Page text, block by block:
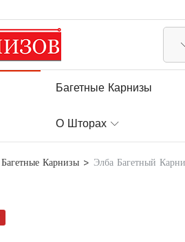
Багетные Карнизы
О Шторах
Багетные Карнизы Элба Багетный